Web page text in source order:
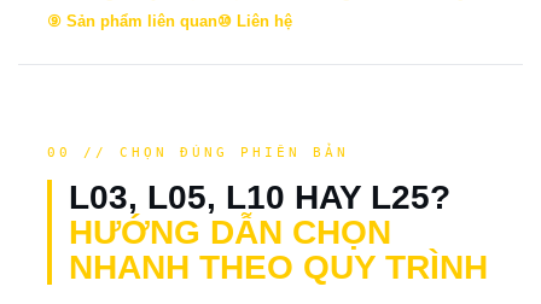
⑨ Sản phẩm liên quan⑩ Liên hệ
00 // CHỌN ĐÚNG PHIÊN BẢN
L03, L05, L10 HAY L25?
HƯỚNG DẪN CHỌN
NHANH THEO QUY TRÌNH